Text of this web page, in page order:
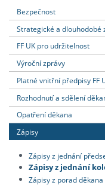
Bezpečnost
Strategické a dlouhodobé
FF UK pro udržitelnost
Výroční zprávy
Platné vnitřní předpisy FF
Rozhodnutí a sdělení
Opatření děkana
Zápisy
Zápisy z jednání
Zápisy z jednání
Zápisy z porad